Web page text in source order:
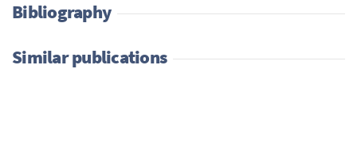
Bibliography
Similar publications